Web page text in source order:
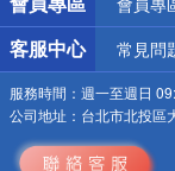
客服中心 常見問
服務時間： 週一至週日
公司地址： 台北市北投區